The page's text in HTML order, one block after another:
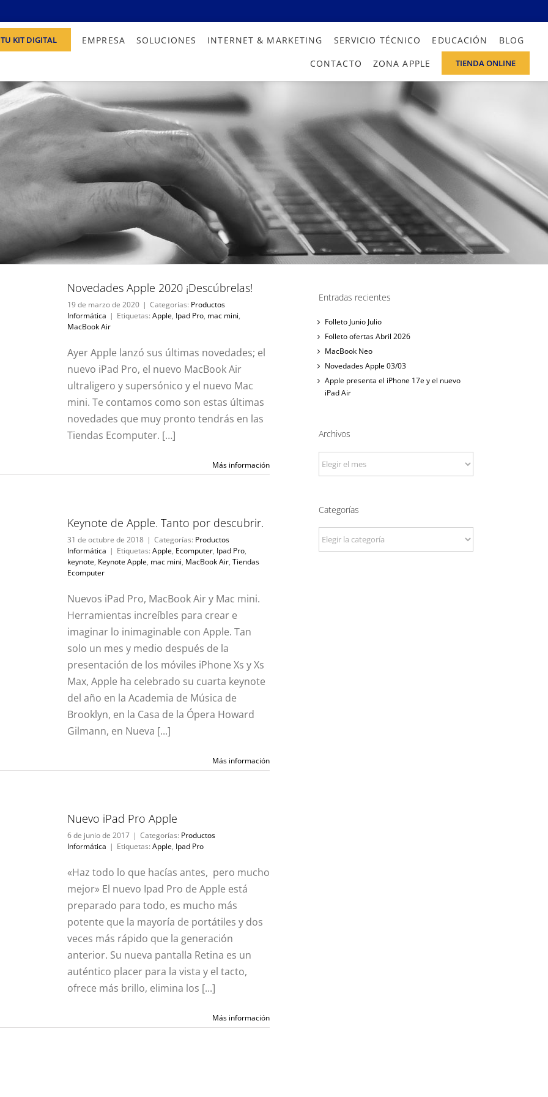
KIT DIGITAL EMPRESA SOLUCIONES INTERNET & MARKETING SERVICIO TÉCNICO EDUCACIÓN
BLOG
CONTACTO
ZONA APPLE TIENDA ONLINE
Novedades Apple 2020 ¡Descúbrelas!
19 de marzo de 2020 | Categorías: Productos
Informática | Etiquetas: Apple, Ipad Pro, mac mini,
MacBook Air
Ayer Apple lanzó sus últimas novedades; el
nuevo iPad Pro, el nuevo MacBook Air
ultraligero y supersónico y el nuevo Mac
mini. Te contamos como son estas últimas
novedades que muy pronto tendrás en las
Tiendas Ecomputer. […]
Más información
Keynote de Apple. Tanto por descubrir.
31 de octubre de 2018 | Categorías: Productos
Informática | Etiquetas: Apple, Ecomputer, Ipad Pro,
keynote, Keynote Apple, mac mini, MacBook Air, Tiendas
Ecomputer
Nuevos iPad Pro, MacBook Air y Mac mini.
Herramientas increíbles para crear e
imaginar lo inimaginable con Apple. Tan
solo un mes y medio después de la
presentación de los móviles iPhone Xs y Xs
Max, Apple ha celebrado su cuarta keynote
del año en la Academia de Música de
Brooklyn, en la Casa de la Ópera Howard
Gilmann, en Nueva [...]
Más información
Nuevo iPad Pro Apple
6 de junio de 2017 | Categorías: Productos
Informática | Etiquetas: Apple, Ipad Pro
«Haz todo lo que hacías antes, pero mucho
mejor» El nuevo Ipad Pro de Apple está
preparado para todo, es mucho más
potente que la mayoría de portátiles y dos
veces más rápido que la generación
anterior. Su nueva pantalla Retina es un
auténtico placer para la vista y el tacto,
ofrece más brillo, elimina los [...]
Más información
Entradas recientes
Folleto Junio Julio
Folleto ofertas Abril 2026
MacBook Neo
Novedades Apple 03/03
Apple presenta el iPhone 17e y el nuevo
iPad Air
Archivos
Archivos
Categorías
Categorías